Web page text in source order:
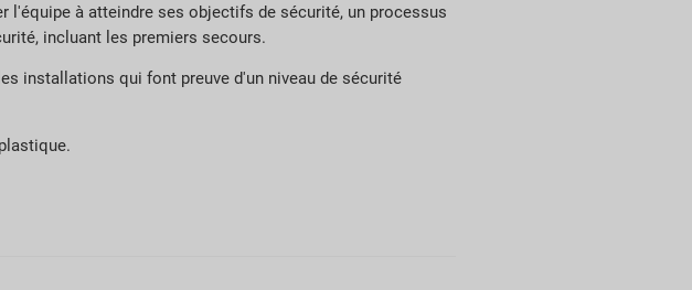
l'équipe à atteindre ses objectifs de sécurité, un processus
incluant les premiers secours.
installations qui font preuve d'un niveau de sécurité